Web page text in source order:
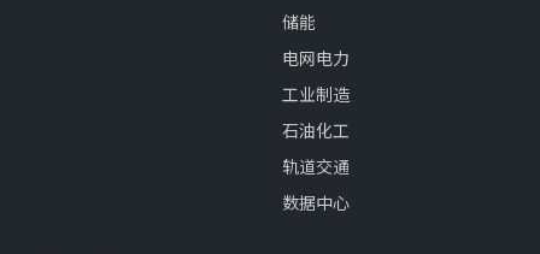
储能
电网电力
工业制造
石油化工
轨道交通
数据中心